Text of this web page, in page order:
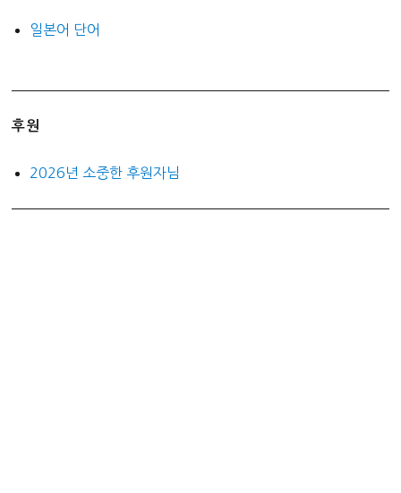
일본어 단어
후원
2026년 소중한 후원자님